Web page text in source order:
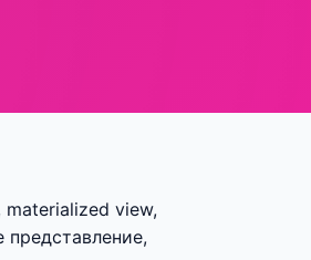
materialized view,
представление,